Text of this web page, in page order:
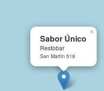
Sabor Único
Restobar
San Martín 518
×